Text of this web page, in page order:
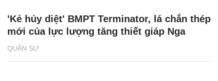
QUÂN SỰ
'Kẻ hủy diệt' BMPT Terminator, lá chắn thép
mới của lực lượng tăng thiết giáp Nga